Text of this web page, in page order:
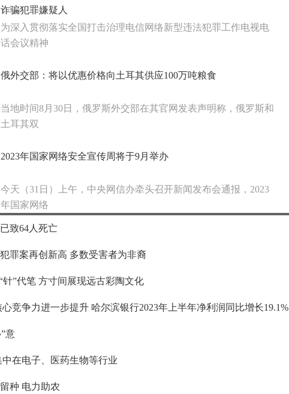
诈骗犯罪嫌疑人
为深入贯彻落实全国打击治理电信网络新型违法犯罪工作电视电
话会议精神
俄外交部：将以优惠价格向土耳其供应100万吨粮食
当地时间8月30日，俄罗斯外交部在其官网发表声明称，俄罗斯和
土耳其双
2023年国家网络安全宣传周将于9月举办
今天（31日）上午，中央网信办牵头召开新闻发布会通报，2023
年国家网络
致64人死亡
罪案再创新高 多数受害者为非裔
针”代笔 方寸间展现远古彩陶文化
竞争力进一步提升 哈尔滨银行2023年上半年净利润同比增长19.1%
意
在电子、医药生物等行业
种 电力助农